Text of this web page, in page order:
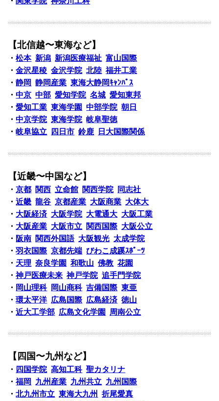
【北信越〜東海など】
・松本 新潟 新潟医療福祉 富山国際
・金沢星稜 金沢学院 北陸 福井工業
・静岡 静岡産業 東海大静岡ｷｬﾝﾊﾟｽ
・中京 中部 愛知学院 名城 愛知東邦
・愛知工業 東海学園 中部学院 朝日
・中京学院 東海学院 岐阜聖徳
・岐阜協立 四日市 鈴鹿 日大国際関係
【近畿〜中国など】
・京都 関西 立命館 関西学院
同志社
・近畿 龍谷 京都産業 大阪商業 大体大
・ 大阪経済 大阪学院 大電通大 大阪工業
・ 大阪産業 大阪市立 関西国際 大阪公立
・ 阪南 関西外国語 大阪観光 太成学院
・羽衣国際 京都先端 びわこ成蹊ｽﾎﾟｰﾂ
・ 天理 奈良学園 和歌山 佛教 花園
・神戸医療未来 神戸学院 追手門学院
・ 岡山理科 岡山商科 吉備国際 東亜
・環太平洋 広島国際 広島経済 徳山
・近大工学部 広島文化学園 周南公立
【四国〜九州など】
・ 四国学院 高知工科 聖カタリナ
・福岡 九州産業 九州共立 九州国際
・北九州市立 東海大九州
折尾愛真